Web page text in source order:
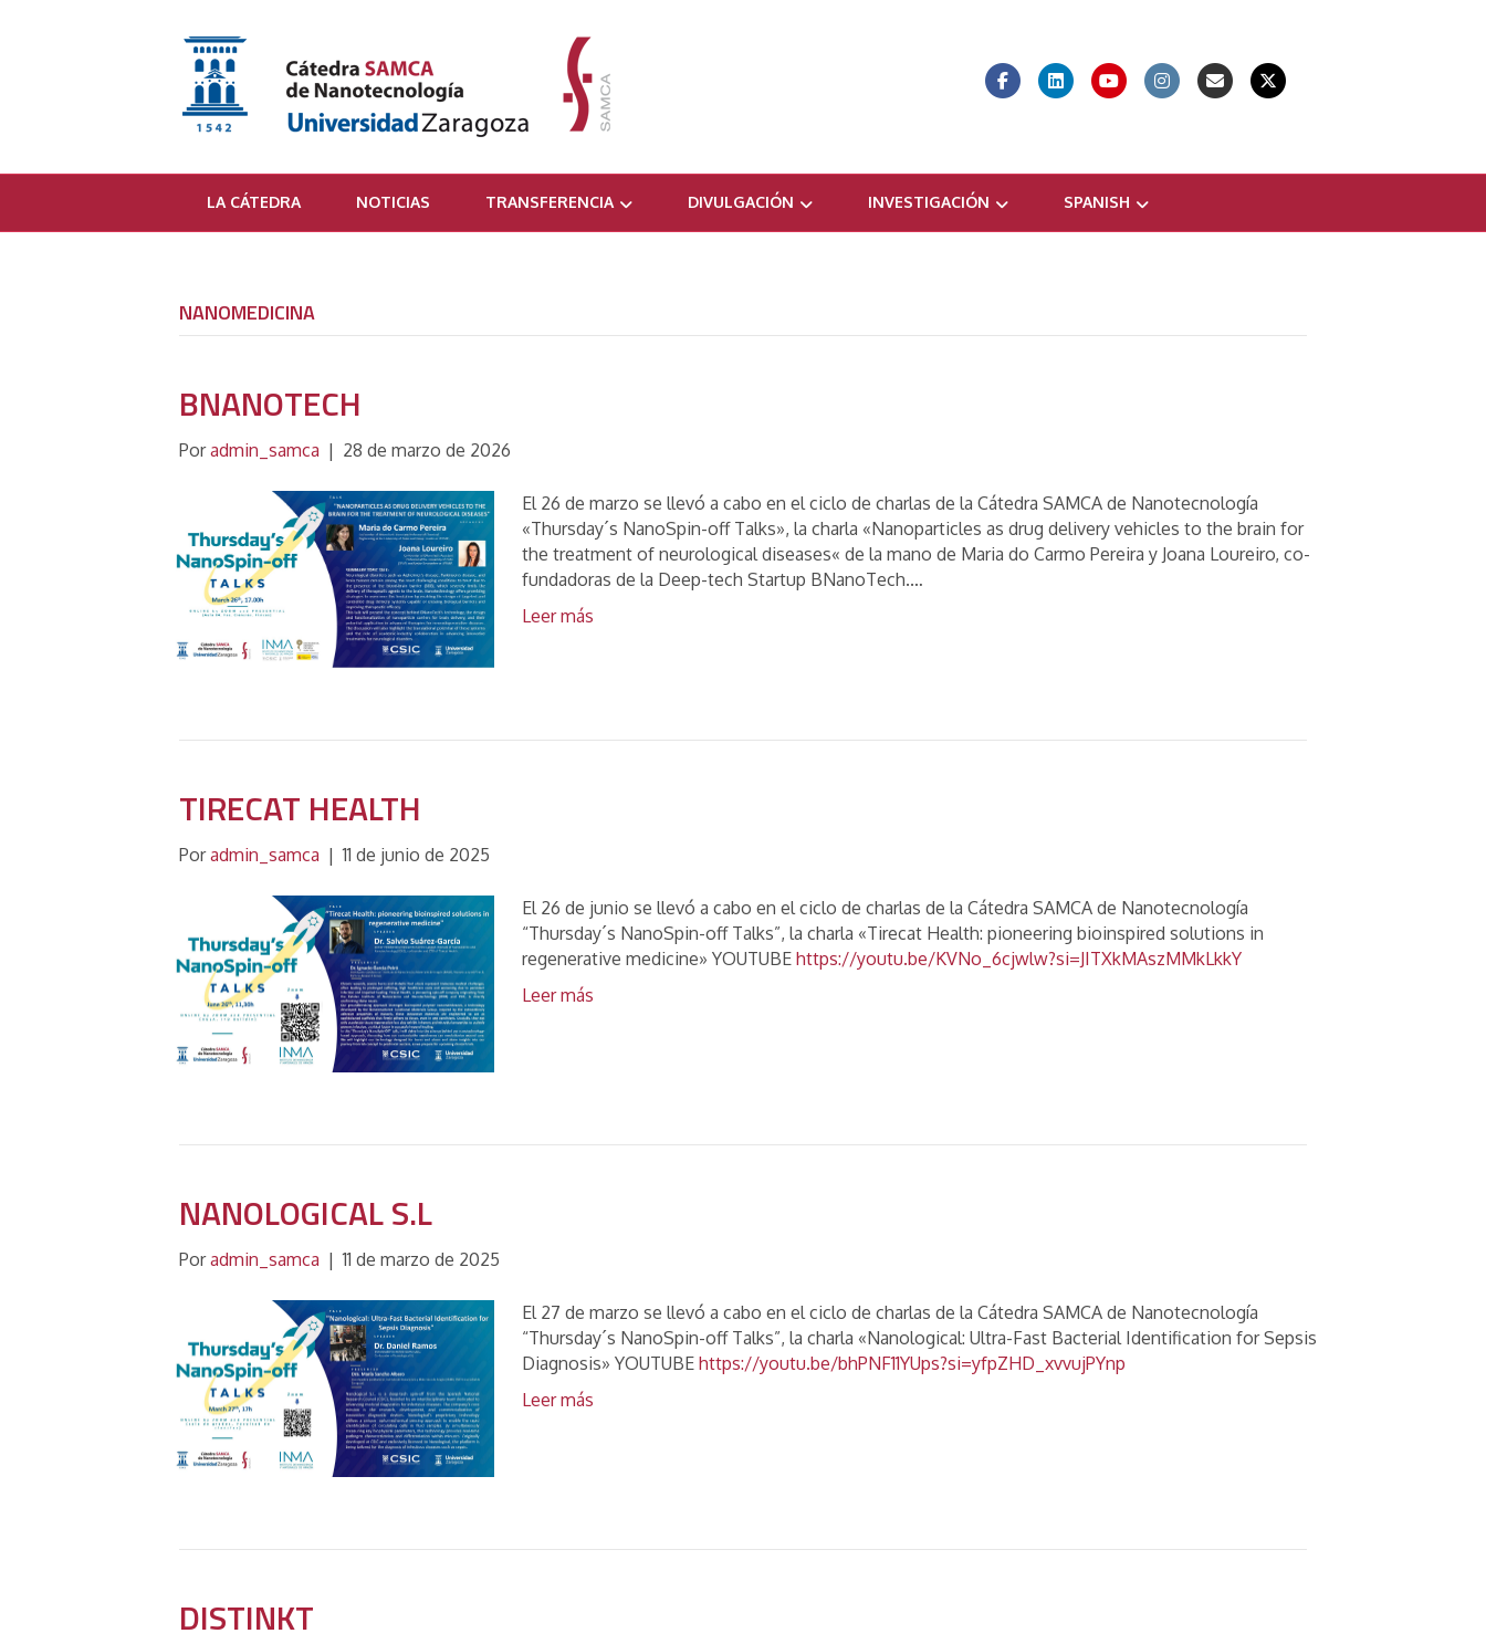
FacebookLinkedin Youtube InstagramEmail
LA CÁTEDRA NOTICIAS TRANSFERENCIA DIVULGACIÓN INVESTIGACIÓN SPANISH
NANOMEDICINA
BNANOTECH
Poradmin_samca | 28 de marzo de 2026
El 26 de marzo se llevó a cabo en el ciclo de charlas de la Cátedra SAMCA de Nanotecnología
«Thursday´s NanoSpin-off Talks», la charla «Nanoparticles as drug delivery vehicles to the brain for
the treatment of neurological diseases« de la mano de Maria do Carmo Pereira y Joana Loureiro, co-
fundadoras de la Deep-tech Startup BNanoTech.…
Leer más
TIRECAT HEALTH
Poradmin_samca | 11 de junio de 2025
El 26 de junio se llevó a cabo en el ciclo de charlas de la Cátedra SAMCA de Nanotecnología
“Thursday´s NanoSpin-off Talks”, la charla «Tirecat Health: pioneering bioinspired solutions in
regenerative medicine» YOUTUBE https://youtu.be/KVNo_6cjwlw?si=JITXkMAszMMkLkkY
Leer más
NANOLOGICAL S.L
Poradmin_samca | 11 de marzo de 2025
El 27 de marzo se llevó a cabo en el ciclo de charlas de la Cátedra SAMCA de Nanotecnología
“Thursday´s NanoSpin-off Talks”, la charla «Nanological: Ultra-Fast Bacterial Identification for Sepsis
Diagnosis» YOUTUBE https://youtu.be/bhPNF11YUps?si=yfpZHD_xvvujPYnp
Leer más
DISTINKT